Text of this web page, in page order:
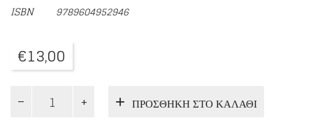
ISBN 9789604952946
€13,00
ΓΕΛΑΕΙ
ΠΡΟΣΘΉΚΗ ΣΤΟ ΚΑΛΆΘΙ